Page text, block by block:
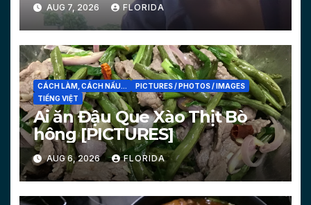
AUG 7, 2026 FLORIDA
CÁCH LÀM, CÁCH NẤU...
PICTURES / PHOTOS / IMAGES
TIẾNG VIỆT
Ai ăn Đậu Que Xào Thịt Bò
hông [PICTURES]
AUG 6, 2026 FLORIDA